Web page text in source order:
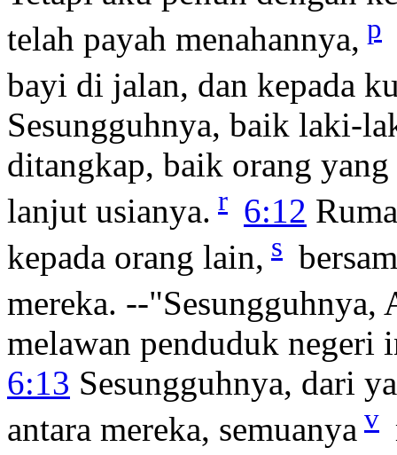
telah payah menahannya, p
bayi di jalan, dan kepada
Sesungguhnya, baik laki-
ditangkap, baik orang
lanjut usianya. r 6:12
kepada orang lain, s
mereka. --"Sesungguhnya,
melawan penduduk
6:13 Sesungguhnya, dari
antara mereka, semuanya v